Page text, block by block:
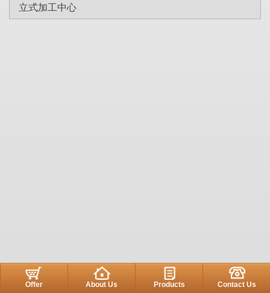
立式加工中心
Offer About Us Products Contact Us